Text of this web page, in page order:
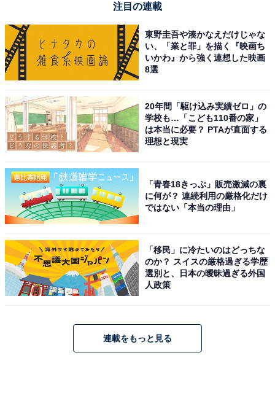
注目の連載
東野圭吾や湊かなえだけじゃな
い、「業と罪」を描く『映画ち
いかわ』から強く連想した映画
8選
20年間「駆け込み実績ゼロ」の
学校も…「こども110番の家」
は本当に必要？ PTAが直面する
理想と現実
「青春18きっぷ」販売激減の裏
に何が？ 連続利用の厳格化だけ
ではない「本当の理由」
「移民」に冷たいのはどっちな
のか？ スイスの厳格過ぎる学歴
選別と、日本の曖昧過ぎる外国
人政策
連載をもっと見る